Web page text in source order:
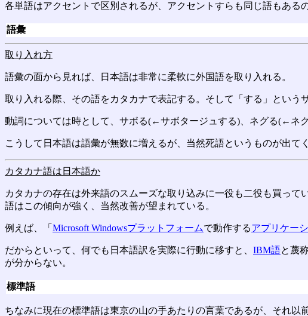
各単語はアクセントで区別されるが、アクセントすらも同じ語もある
語彙
取り入れ方
語彙の面から見れば、日本語は非常に柔軟に外国語を取り入れる。
取り入れる際、その語をカタカナで表記する。そして「する」という
動詞については時として、サボる(←サボタージュする)、ネグる(←ネ
こうして日本語は語彙が無数に増えるが、当然死語というものが出て
カタカナ語は日本語か
カタカナの存在は外来語のスムーズな取り込みに一役も二役も買っ
語はこの傾向が強く、当然改善が望まれている。
例えば、「 Microsoft Windowsプラットフォームで動作するアプリケー
だからといって、何でも日本語訳を実際に行動に移すと、 IBM語と蔑
が分からない。
標準語
ちなみに現在の標準語は東京の山の手あたりの言葉であるが、それ以